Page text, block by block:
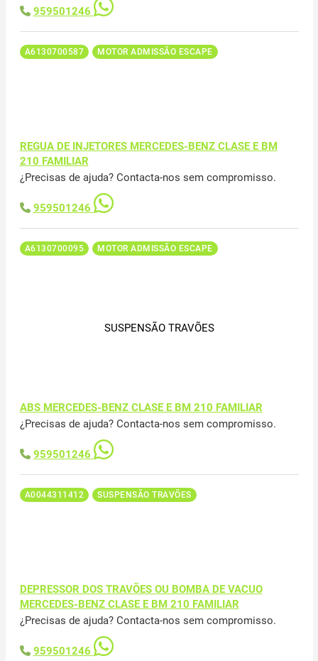
959501246
A6130700587 MOTOR ADMISSÃO ESCAPE
REGUA DE INJETORES MERCEDES-BENZ CLASE E BM
210 FAMILIAR
¿Precisas de ajuda? Contacta-nos sem compromisso.
959501246
A6130700095 MOTOR ADMISSÃO ESCAPE
SUSPENSÃO TRAVÕES
ABS MERCEDES-BENZ CLASE E BM 210 FAMILIAR
¿Precisas de ajuda? Contacta-nos sem compromisso.
959501246
A0044311412 SUSPENSÃO TRAVÕES
DEPRESSOR DOS TRAVÕES OU BOMBA DE VACUO
MERCEDES-BENZ CLASE E BM 210 FAMILIAR
¿Precisas de ajuda? Contacta-nos sem compromisso.
959501246